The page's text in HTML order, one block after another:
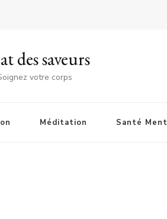
des saveurs
votre corps
Méditation Santé